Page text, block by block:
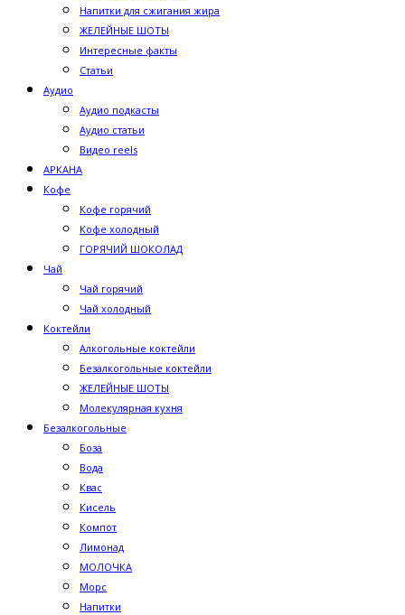
Напитки для сжигания жира
ЖЕЛЕЙНЫЕ ШОТЫ
Интересные факты
Статьи
Аудио
Аудио подкасты
Аудио статьи
Видео reels
АРКАНА
Кофе
Кофе горячий
Кофе холодный
ГОРЯЧИЙ ШОКОЛАД
Чай
Чай горячий
Чай холодный
Коктейли
Алкогольные коктейли
Безалкогольные коктейли
ЖЕЛЕЙНЫЕ ШОТЫ
Молекулярная кухня
Безалкогольные
Боза
Вода
Квас
Кисель
Компот
Лимонад
МОЛОЧКА
Морс
Напитки